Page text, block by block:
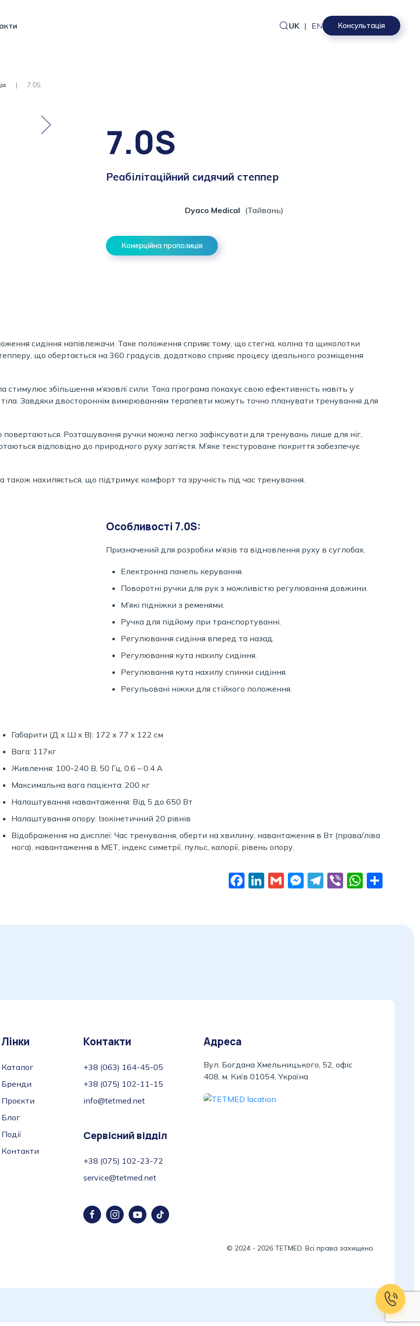
UK | EN Консультація
7.0S
7.0S
Реабілітаційний сидячий степпер
Dyaco Medical (Тайвань)
Комерційна пропозиція
сидіння напівлежачи. Таке положення сприяє тому, що стегна, коліна та щиколотки
що обертається на 360 градусів, додатково сприяє процесу ідеального розміщення
збільшення м’язовлї сили. Така програма покахує свою ефективність навіть у
Завдяки двостороннім вимірюванням терапевти можуть точно планувати тренування для
Розташування ручки можна легко зафіксувати для тренувань лише для ніг,
відповідно до природного руху зап’ястя. М’яке текстуроване покриття забезпечує
також нахиляється, що підтримує комфорт та зручність під час тренування.
Особливості 7.0S:
Призначений для розробки м’язів та відновлення руху в суглобах.
Електронна панель керування.
Поворотні ручки для рук з можливістю регулювання довжини.
М’які підніжки з ременями.
Ручка для підйому при транспортуванні.
Регулювання сидіння вперед та назад.
Регулювання кута нахилу сидіння.
Регулювання кута нахилу спинки сидіння.
Регульовані ніжки для стійкого положення.
Габарити (Д х Ш х В): 172 х 77 х 122 см
Вага: 117кг
Живлення: 100-240 В, 50 Гц, 0.6 – 0.4 А
Максимальна вага пацієнта: 200 кг
Налаштування навантаження: Від 5 до 650 Вт
Налаштування опору: Ізокінетичний 20 рівнів
Відображення на дисплеї: Час тренування, оберти на хвилину, навантаження в Вт (права/ліва
нога), навантаження в МЕТ, індекс симетрії, пульс, калорії, рівень опору.
Facebook
LinkedIn
GmailMessenger
Telegram
Viber
Лінки
Каталог
Бренди
Проєкти
Блог
Події
Контакти
Контакти
+38 (063) 164-45-05
+38 (075) 102-11-15
info@tetmed.net
Сервісний відділ
+38 (075) 102-23-72
service@tetmed.net
Адреса
Вул. Богдана Хмельницького, 52, офіс
408, м. Київ 01054, Україна
© 2024 - 2026 TETMED. Всі права захищено.